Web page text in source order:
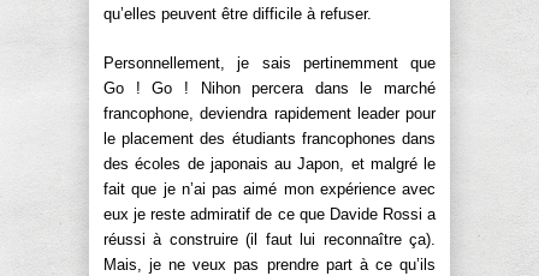
qu’elles peuvent être difficile à refuser.
Personnellement, je sais pertinemment que
Go ! Go ! Nihon percera dans le marché
francophone, deviendra rapidement leader pour
le placement des étudiants francophones dans
des écoles de japonais au Japon, et malgré le
fait que je n’ai pas aimé mon expérience avec
eux je reste admiratif de ce que Davide Rossi a
réussi à construire (il faut lui reconnaître ça).
Mais, je ne veux pas prendre part à ce qu’ils